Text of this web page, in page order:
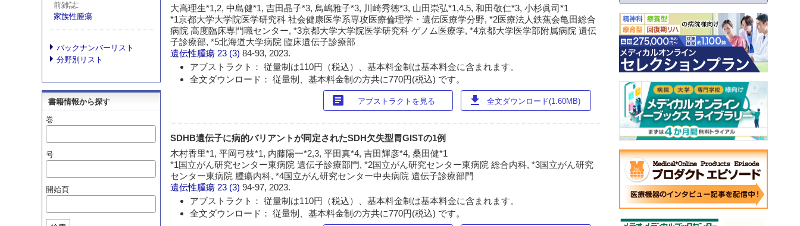
前雑誌
家族性腫瘍
バックナンバーリスト
分野別リスト
書籍情報から探す
巻
号
開始頁
大高理生*1,2, 中島健*1, 吉田晶子*3, 鳥嶋雅子*3, 川崎秀徳*3, 山田崇弘*1,4,5, 和田敬仁*3, 小杉眞司*1
*1京都大学大学院医学研究科 社会健康医学系専攻医療倫理学・遺伝医療学分野, *2医療法人鉄蕉会亀田総合
病院 高度臨床専門職センター, *3京都大学大学院医学研究科 ゲノム医療学, *4京都大学医学部附属病院 遺伝
子診療部, *5北海道大学病院 臨床遺伝子診療部
遺伝性腫瘍 23 (3)84-93, 2023.
アブストラクト： 従量制は110円（税込）、基本料金制は基本料金に含まれます。
全文ダウンロード： 従量制、基本料金制の方共に770円(税込) です。
article アブストラクトを見る download 全文ダウンロード(1.60MB)
SDHB遺伝子に病的バリアントが同定されたSDH欠失型胃GISTの1例
木村香里*1, 平岡弓枝*1, 内藤陽一*2,3, 平田真*4, 吉田輝彦*4, 桑田健*1
*1国立がん研究センター東病院 遺伝子診療部門, *2国立がん研究センター東病院 総合内科, *3国立がん研究
センター東病院 腫瘍内科, *4国立がん研究センター中央病院 遺伝子診療部門
遺伝性腫瘍 23 (3)94-97, 2023.
アブストラクト： 従量制は110円（税込）、基本料金制は基本料金に含まれます。
全文ダウンロード： 従量制、基本料金制の方共に770円(税込) です。